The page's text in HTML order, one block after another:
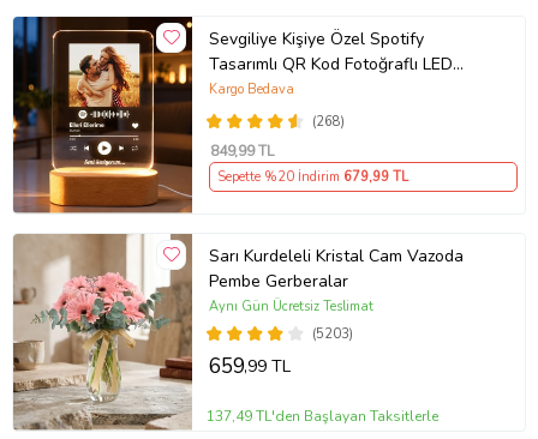
Sevgiliye Kişiye Özel Spotify
Tasarımlı QR Kod Fotoğraflı LED
Gece Lambası Ahşap Kaideli Hediye
(268)
Kargo Bedava
849,99 TL
Sepette %20 İndirim 679,99 TL
Sarı Kurdeleli Kristal Cam Vazoda
Pembe Gerberalar
(5203)
Aynı Gün Ücretsiz Teslimat
659,99 TL
137,49 TL'den Başlayan Taksitlerle